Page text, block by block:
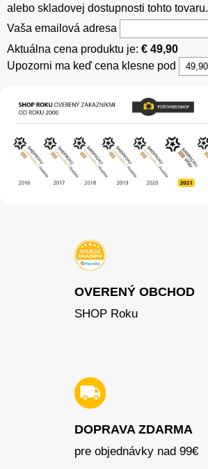
alebo skladovej dostupnosti tohto tovaru.
Vaša emailová adresa
Aktuálna cena produktu je: € 49,90
Upozorni ma keď cena klesne pod
OVERENÝ OBCHOD
SHOP Roku
DOPRAVA ZDARMA
pre objednávky nad 99€